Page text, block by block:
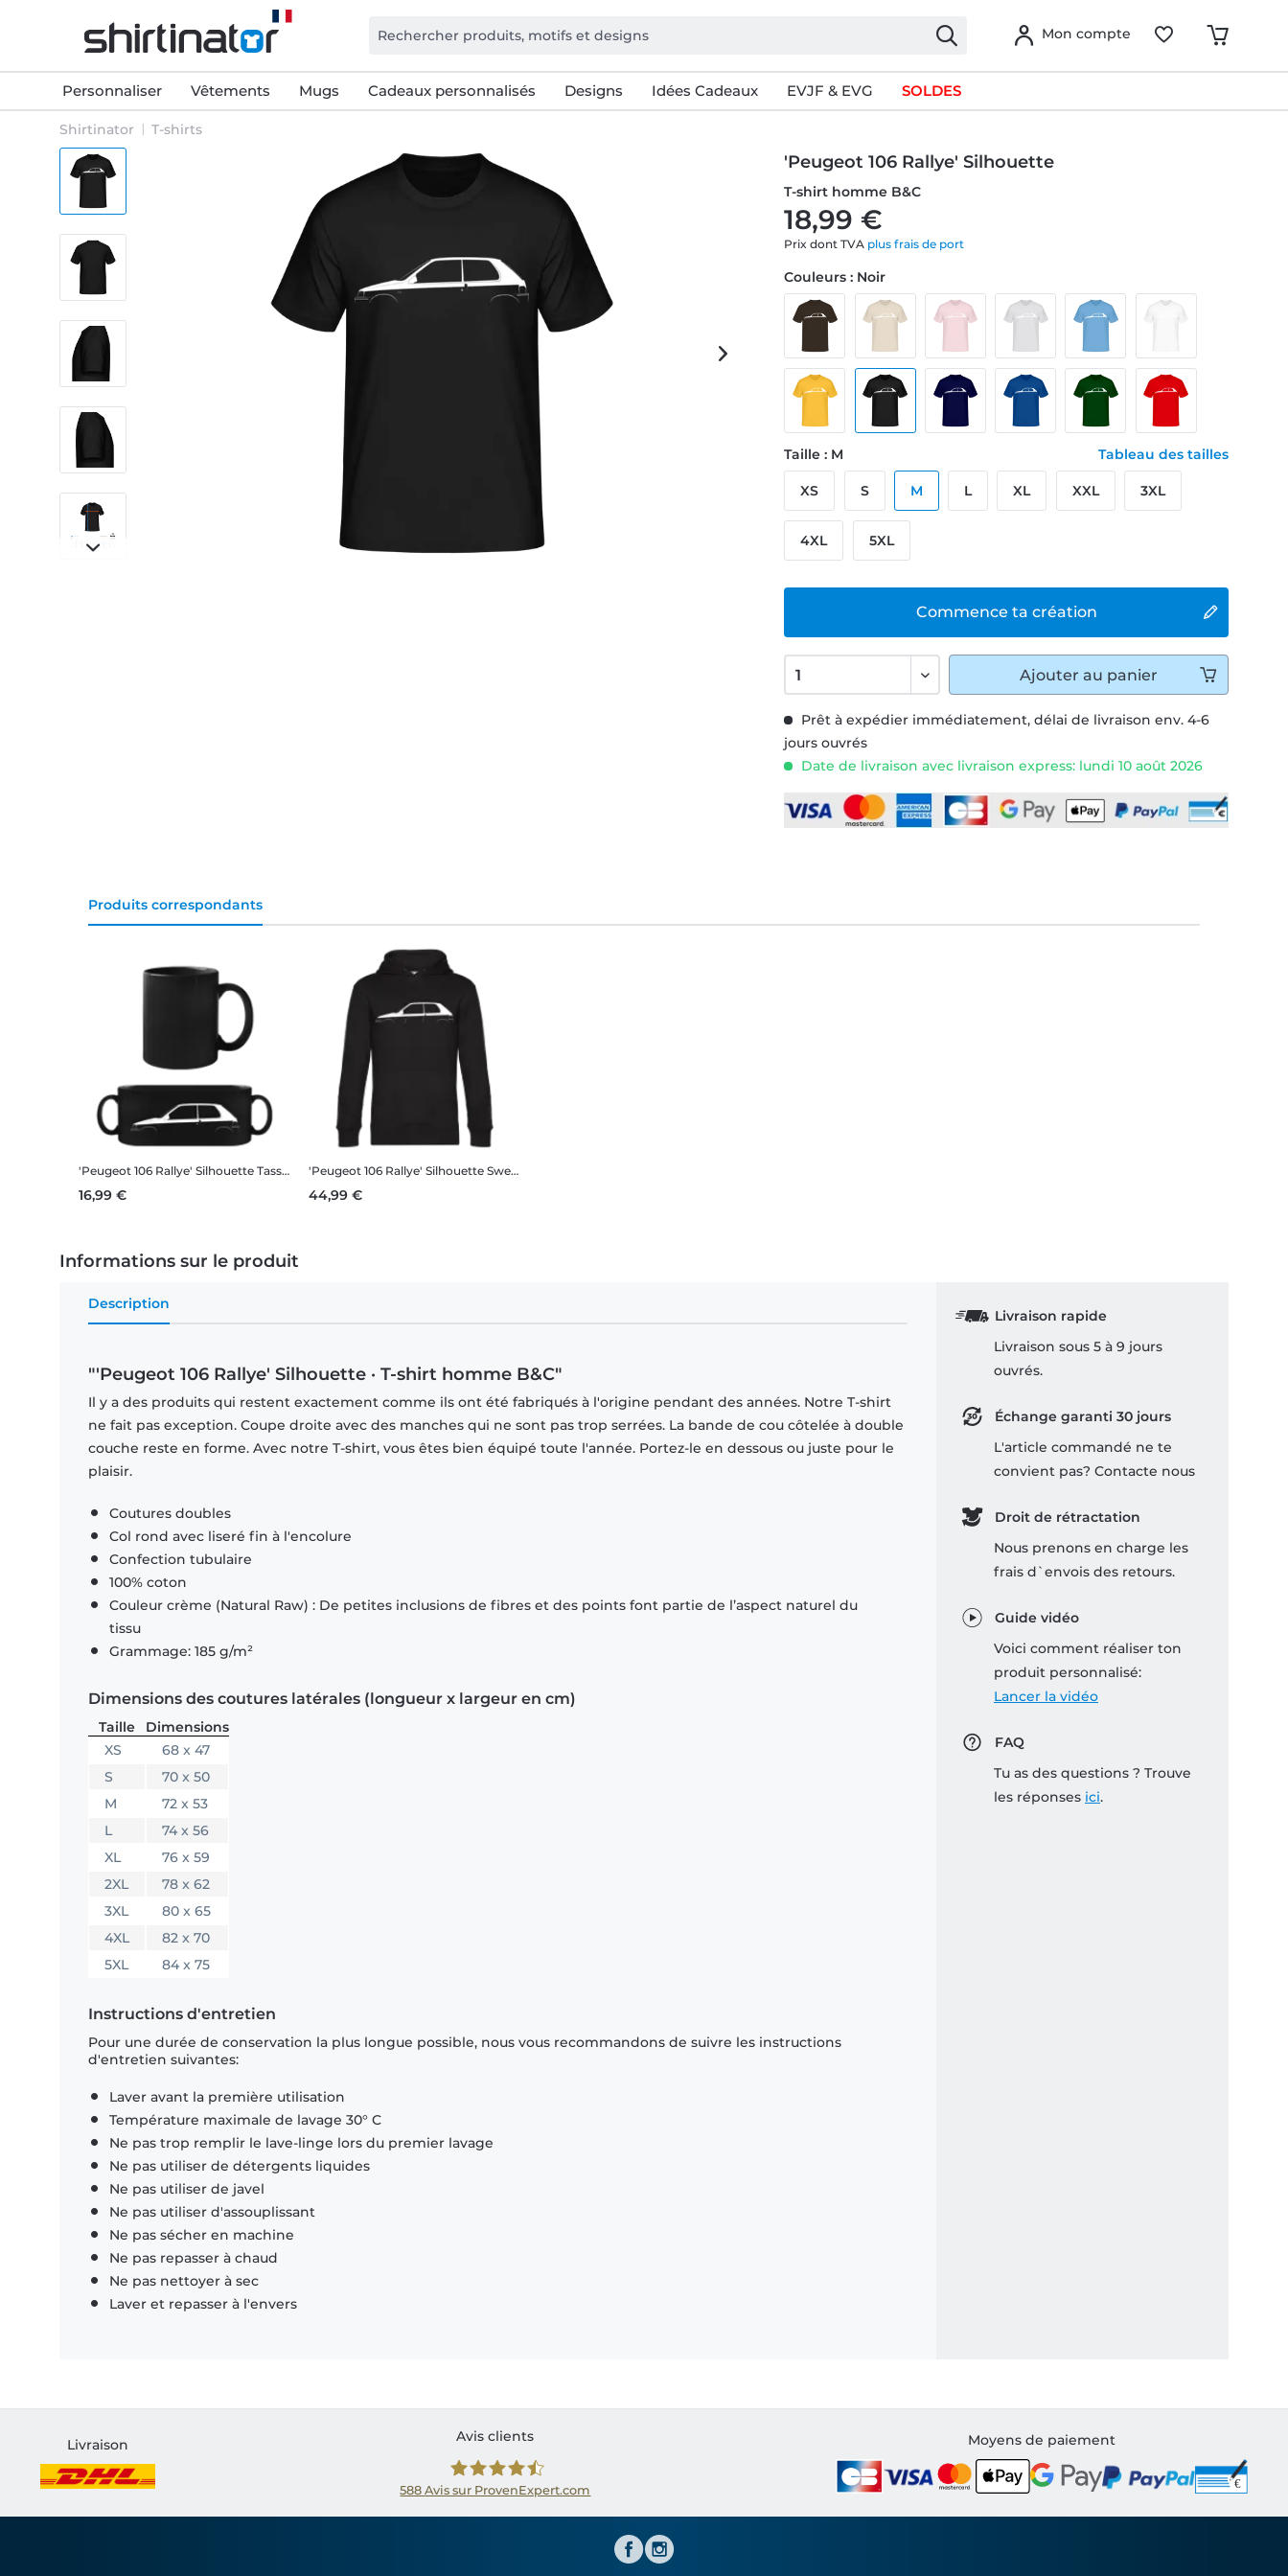
Mon compte
Personnaliser Vêtements Mugs Cadeaux personnalisés Designs Idées Cadeaux EVJF & EVG SOLDES
Shirtinator T-shirts
'Peugeot 106 Rallye' Silhouette
T-shirt homme B&C
18,99 €
Prix dont TVA plus frais de port
Prêt à expédier immédiatement, délai de livraison env. 4-6
jours ouvrés
Date de livraison avec livraison express: lundi 10 août 2026
Commence ta création
Couleurs : Noir
Taille : M Tableau des tailles
XS S M L XL XXL 3XL
4XL 5XL
Ajouter au panier
Produits correspondants
'Peugeot 106 Rallye' Silhouette Tasse Noire
16,99 €
'Peugeot 106 Rallye' Silhouette Sweat à capuche standard homme
44,99 €
Informations sur le produit
Description
"'Peugeot 106 Rallye' Silhouette · T-shirt homme B&C"
Il y a des produits qui restent exactement comme ils ont été fabriqués à l'origine pendant des années. Notre T-shirt
ne fait pas exception. Coupe droite avec des manches qui ne sont pas trop serrées. La bande de cou côtelée à double
couche reste en forme. Avec notre T-shirt, vous êtes bien équipé toute l'année. Portez-le en dessous ou juste pour le
plaisir.
Coutures doubles
Col rond avec liseré fin à l'encolure
Confection tubulaire
100% coton
Couleur crème (Natural Raw) : De petites inclusions de fibres et des points font partie de l’aspect naturel du
tissu
Grammage: 185 g/m²
Dimensions des coutures latérales (longueur x largeur en cm)
Taille
Dimensions
XS
68 x 47
S
70 x 50
M
72 x 53
L
74 x 56
XL
76 x 59
2XL
78 x 62
3XL
80 x 65
4XL
82 x 70
5XL
84 x 75
Instructions d'entretien
Pour une durée de conservation la plus longue possible, nous vous recommandons de suivre les instructions
d'entretien suivantes:
Laver avant la première utilisation
Température maximale de lavage 30° C
Ne pas trop remplir le lave-linge lors du premier lavage
Ne pas utiliser de détergents liquides
Ne pas utiliser de javel
Ne pas utiliser d'assouplissant
Ne pas sécher en machine
Ne pas repasser à chaud
Ne pas nettoyer à sec
Laver et repasser à l'envers
Livraison rapide
Livraison sous 5 à 9 jours
ouvrés.
Échange garanti 30 jours
L'article commandé ne te
convient pas? Contacte nous
Droit de rétractation
Nous prenons en charge les
frais d`envois des retours.
Guide vidéo
Voici comment réaliser ton
produit personnalisé:
Lancer la vidéo
FAQ
Tu as des questions ? Trouve
les réponses ici.
Livraison
Avis clients
588Avis sur ProvenExpert.com
Moyens de paiement